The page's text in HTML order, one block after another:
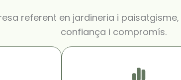
referent en jardineria i
confiança i compromís.